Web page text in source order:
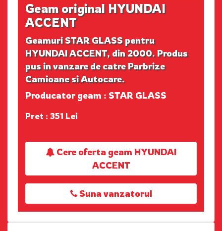
Geam original HYUNDAI
ACCENT
Geamuri STAR GLASS pentru
HYUNDAI ACCENT, din 2000. Produs
pus in vanzare de catre Parbrize
Camioane si Autocare.
Producator geam : STAR GLASS
Pret : 351 Lei
Cere oferta geam HYUNDAI
ACCENT
Suna vanzatorul